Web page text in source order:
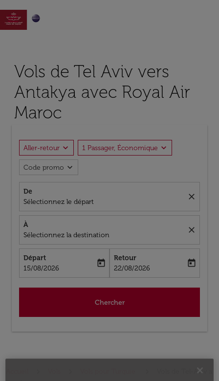

Vols de Tel Aviv vers
Antakya avec Royal Air
Maroc
Aller-retour expand_more 1 Passager, Économique expand_more
Code promo expand_more
De
Sélectionnez le départ
close
À
Sélectionnez la destination
close
Départ
fc-booking-departure-date-aria-label
15/08/2026
today
Retour
fc-booking-return-date-aria-label
22/08/2026
today
Chercher
Vols de Tel-Aviv a